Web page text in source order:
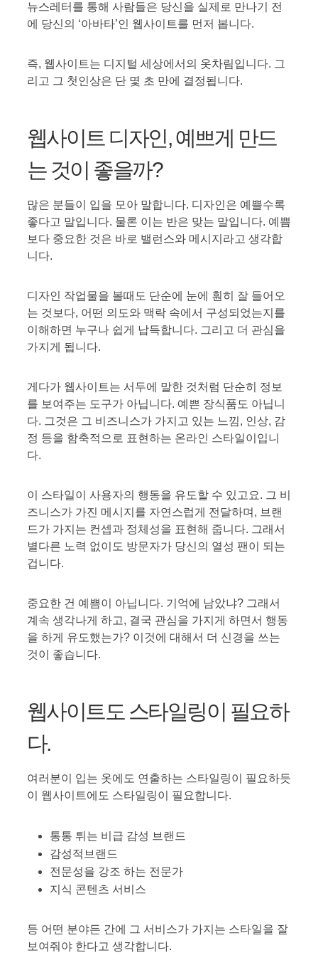
뉴스레터를 통해 사람들은 당신을 실제로 만나기 전
에 당신의 ‘아바타’인 웹사이트를 먼저 봅니다.
즉, 웹사이트는 디지털 세상에서의 옷차림입니다. 그
리고 그 첫인상은 단 몇 초 만에 결정됩니다.
웹사이트 디자인, 예쁘게 만드
는 것이 좋을까?
많은 분들이 입을 모아 말합니다. 디자인은 예쁠수록
좋다고 말입니다. 물론 이는 반은 맞는 말입니다. 예쁨
보다 중요한 것은 바로 밸런스와 메시지라고 생각합
니다.
디자인 작업물을 볼때도 단순에 눈에 훤히 잘 들어오
는 것보다, 어떤 의도와 맥락 속에서 구성되었는지를
이해하면 누구나 쉽게 납득합니다. 그리고 더 관심을
가지게 됩니다.
게다가 웹사이트는 서두에 말한 것처럼 단순히 정보
를 보여주는 도구가 아닙니다. 예쁜 장식품도 아닙니
다. 그것은 그 비즈니스가 가지고 있는 느낌, 인상, 감
정 등을 함축적으로 표현하는 온라인 스타일이입니
다.
이 스타일이 사용자의 행동을 유도할 수 있고요. 그 비
즈니스가 가진 메시지를 자연스럽게 전달하며, 브랜
드가 가지는 컨셉과 정체성을 표현해 줍니다. 그래서
별다른 노력 없이도 방문자가 당신의 열성 팬이 되는
겁니다.
중요한 건 예쁨이 아닙니다. 기억에 남았냐? 그래서
계속 생각나게 하고, 결국 관심을 가지게 하면서 행동
을 하게 유도했는가? 이것에 대해서 더 신경을 쓰는
것이 좋습니다.
웹사이트도 스타일링이 필요하
다.
여러분이 입는 옷에도 연출하는 스타일링이 필요하듯
이 웹사이트에도 스타일링이 필요합니다.
통통 튀는 비급 감성 브랜드
감성적브랜드
전문성을 강조 하는 전문가
지식 콘텐츠 서비스
등 어떤 분야든 간에 그 서비스가 가지는 스타일을 잘
보여줘야 한다고 생각합니다.